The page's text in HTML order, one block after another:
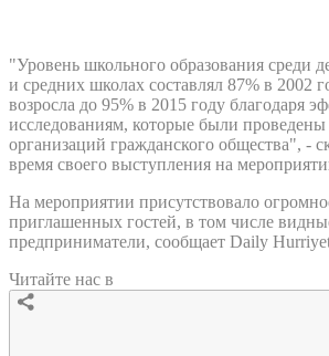
"Уровень школьного образования среди
и средних школах составлял 87% в 2002
возросла до 95% в 2015 году благодаря
исследованиям, которые были
организаций гражданского общества", -
время своего выступления на
На мероприятии присутствовало
приглашенных гостей, в том числе
предприниматели, сообщает Daily
Читайте нас в